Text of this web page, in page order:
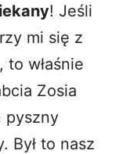
! Jeśli
mi się z
to właśnie
Zosia
pyszny
Był to nasz